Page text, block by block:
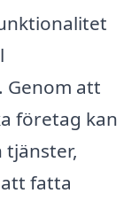
Genom att
företag kan
tjänster,
fatta